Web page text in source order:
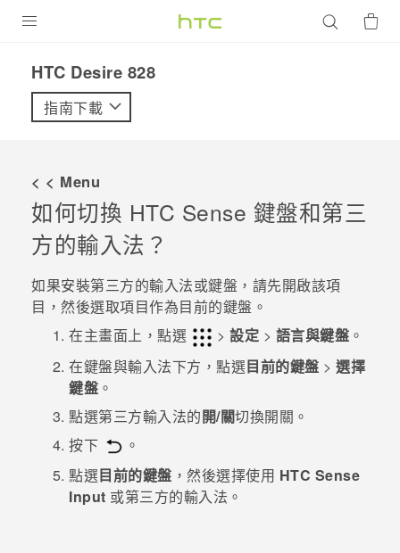
VIVE
配件
VIVERSE
優惠專區
焦點訊息
企業採購
銷售門市
銷售通路
VIVELAND
HTC Desire 828‎
指南下載
< < Menu
如何切換 HTC Sense 鍵盤和第三
方的輸入法？
如果安裝第三方的輸入法或鍵盤，請先開啟該項
目，然後選取項目作為目前的鍵盤。
在主畫面上，點選 > 設定 > 語言與鍵盤 。
在鍵盤與輸入法下方，點選目前的鍵盤 > 選擇
鍵盤 。
點選第三方輸入法的開/關切換開關。
按下
。
點選目前的鍵盤 ，然後選擇使用 HTC Sense
Input 或第三方的輸入法。